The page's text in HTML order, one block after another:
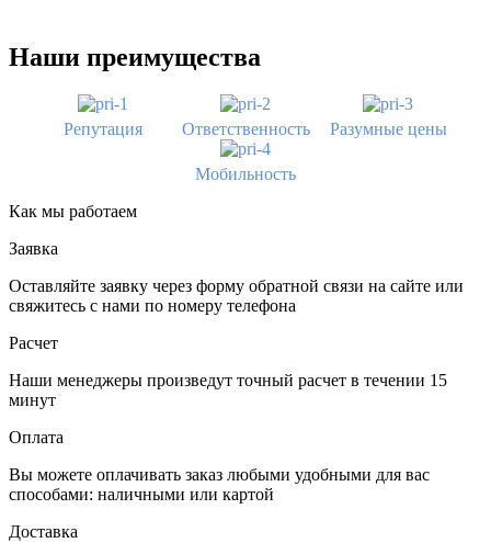
Наши преимущества
Репутация Ответственность Разумные цены
Мобильность
Как мы работаем
Заявка
Оставляйте заявку через форму обратной связи на сайте или
свяжитесь с нами по номеру телефона
Расчет
Наши менеджеры произведут точный расчет в течении 15
минут
Оплата
Вы можете оплачивать заказ любыми удобными для вас
способами: наличными или картой
Доставка